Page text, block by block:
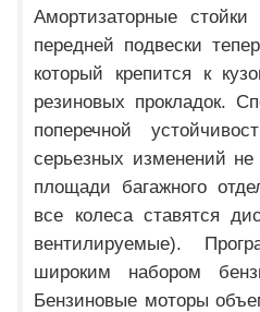
Амортизаторные
передней подвески
который крепится к
резиновых прокладок.
поперечной
серьезных изменений
площади багажного
все колеса ставятся
вентилируемые).
широким набором
Бензиновые моторы